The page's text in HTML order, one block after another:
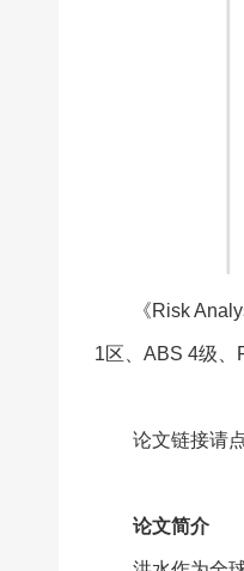
《Risk
1区、ABS 4级、
论文链接请
论文简介